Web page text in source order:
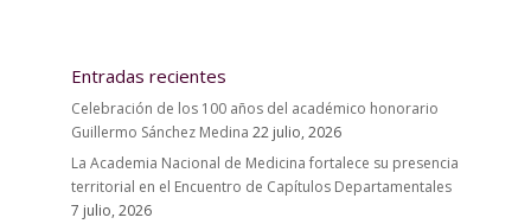
Entradas recientes
Celebración de los 100 años del académico honorario
Guillermo Sánchez Medina 22 julio, 2026
La Academia Nacional de Medicina fortalece su presencia
territorial en el Encuentro de Capítulos Departamentales
7 julio, 2026